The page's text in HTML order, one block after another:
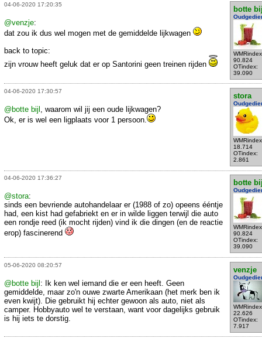
04-06-2020 17:20:35
botte
90.824
OTindex:
39.090
@venzje:
dat zou ik dus wel mogen met de gemiddelde lijkwagen
back to topic:
zijn vrouw heeft geluk dat er op Santorini geen treinen rijden
04-06-2020 17:30:57
stora
18.714
OTindex:
2.861
@botte bijl
, waarom wil jij een oude lijkwagen?
Ok, er is wel een ligplaats voor 1 persoon.
04-06-2020 17:36:27
botte
90.824
OTindex:
39.090
@stora:
sinds een bevriende autohandelaar er (1988 of zo) opeens ééntje
had, een kist had gefabriekt en er in wilde liggen terwijl die auto
een rondje reed (ik mocht rijden) vind ik die dingen (en de reactie
erop) fascinerend
05-06-2020 08:20:57
venzje
22.626
OTindex:
7.917
@botte bijl: Ik ken wel iemand die er een heeft. Geen
gemiddelde, maar zo'n ouwe zwarte Amerikaan (het merk ben ik
even kwijt). Die gebruikt hij echter gewoon als auto, niet als
camper. Hobbyauto wel te verstaan, want voor dagelijks gebruik
is hij iets te dorstig.